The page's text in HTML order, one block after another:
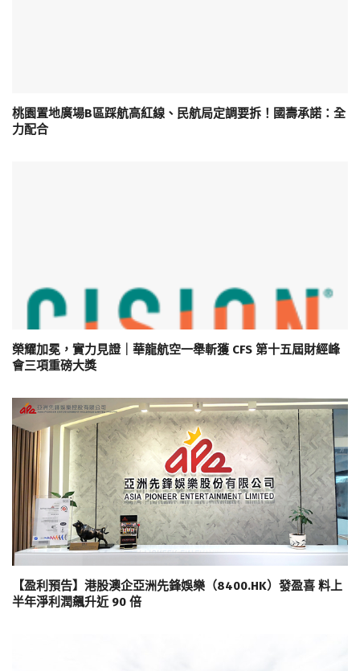
桃園置地廣場B區踩航高紅線、民航局定調要拆！國壽承諾：全
力配合
榮耀加冕，實力見證｜華龍航空一舉斬獲 CFS 第十五屆財經峰
會三項重磅大獎
【盈利預告】港股澳企亞洲先鋒娛樂（8400.HK）發盈喜 料上
半年淨利潤飆升近 90 倍